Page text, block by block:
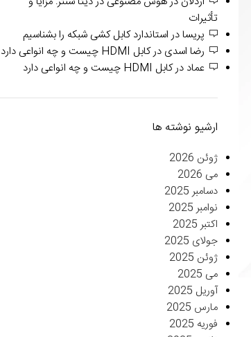
تأثیرات
پریسادراستاندارد کابل کشی شبکه را بشناسیم
رضا اسدی درکابل HDMI چیست و چه انواعی دارد
عماد درکابل HDMI چیست و چه انواعی دارد
ارشیو نوشته ها
ژوئن 2026
می 2026
دسامبر 2025
نوامبر 2025
اکتبر 2025
جولای 2025
ژوئن 2025
می 2025
آوریل 2025
مارس 2025
فوریه 2025